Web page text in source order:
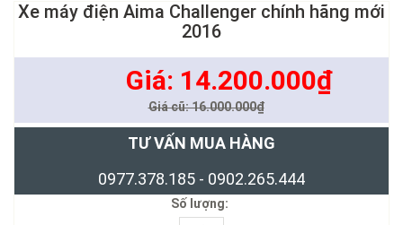
Xe máy điện Aima Challenger chính hãng mới
2016
Giá: 14.200.000₫
Giá cũ: 16.000.000₫
TƯ VẤN MUA HÀNG
0977.378.185 - 0902.265.444
Số lượng: